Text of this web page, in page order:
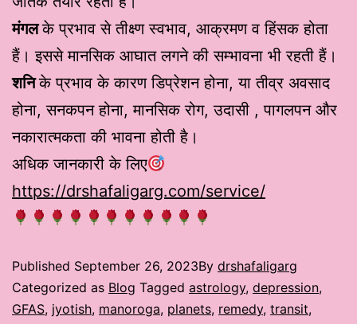
मंगलके प्रभाव से तीक्ष्ण स्वभाव, आक्रमण व हिंसक होता
हैं। इससे मानसिक आघात लगने की सम्भावना भी रहती हैं।
शनिके प्रभाव के कारण डिप्रेशन होना, या तीव्र अवसाद
होना, सनकपन होना, मानसिक रोग, उदासी , पागलपन और
नकारात्मकता की भावना होती है।
अधिक जानकारी के लिए
https://drshafaligarg.com/service/
Published September 26, 2023By drshafaligarg
Categorized as Blog Tagged astrology, depression,
GFAS, jyotish, manoroga, planets, remedy, transit,